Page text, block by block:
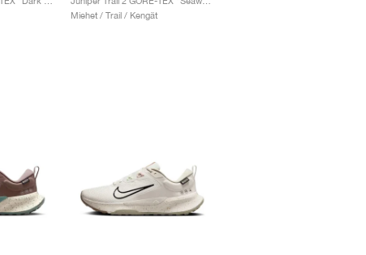
Miehet / Trail / Kengät